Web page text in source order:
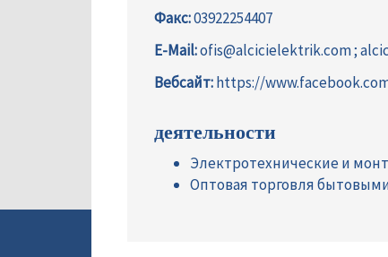
Факс:03922254407
E-Mail:ofis@alcicielektrik.com ;
Вебсайт:https://
деятельности
Электротехнические и
Оптовая торговля